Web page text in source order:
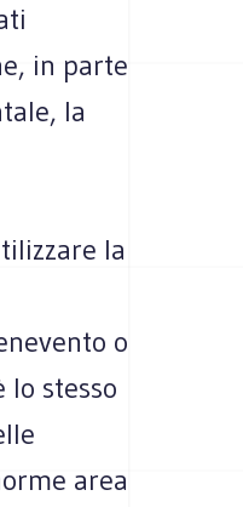
in parte
la
la
o
stesso
area